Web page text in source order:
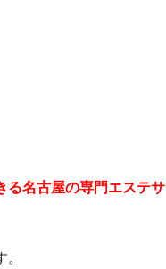
る名古屋の専門エステサ